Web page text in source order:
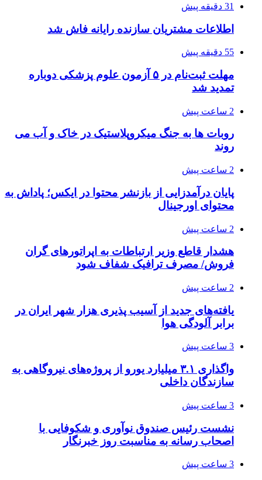
31 دقیقه پیش
اطلاعات مشتریان سازنده رایانه فاش شد
55 دقیقه پیش
مهلت ثبت‌نام در ۵ آزمون علوم پزشکی دوباره
تمدید شد
2 ساعت پیش
روبات ها به جنگ میکروپلاستیک در خاک و آب می
روند
2 ساعت پیش
پایان درآمدزایی از بازنشر محتوا در ایکس؛ پاداش به
محتوای اورجینال
2 ساعت پیش
هشدار قاطع وزیر ارتباطات به اپراتورهای گران
فروش/ مصرف ترافیک شفاف شود
2 ساعت پیش
یافته‌های جدید از آسیب پذیری هزار شهر ایران در
برابر آلودگی هوا
3 ساعت پیش
واگذاری ۳.۱ میلیارد یورو از پروژه‌های نیروگاهی به
سازندگان داخلی
3 ساعت پیش
نشست رئیس صندوق نوآوری و شکوفایی با
اصحاب رسانه به مناسبت روز خبرنگار
3 ساعت پیش